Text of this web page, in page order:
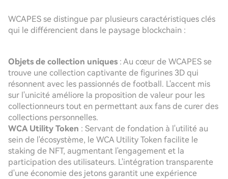
WCAPES se distingue par plusieurs caractéristiques clés
qui le différencient dans le paysage blockchain :
Objets de collection uniques : Au cœur de WCAPES se
trouve une collection captivante de figurines 3D qui
résonnent avec les passionnés de football. L'accent mis
sur l'unicité améliore la proposition de valeur pour les
collectionneurs tout en permettant aux fans de curer des
collections personnelles.
WCA Utility Token : Servant de fondation à l'utilité au
sein de l'écosystème, le WCA Utility Token facilite le
staking de NFT, augmentant l'engagement et la
participation des utilisateurs. L'intégration transparente
d'une économie des jetons garantit une expérience